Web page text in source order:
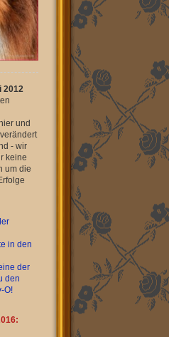
2012
und
- wir
keine
um die
in den
der
den
O!